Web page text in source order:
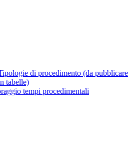
di procedimento (da pubblicare
tabelle)
tempi procedimentali